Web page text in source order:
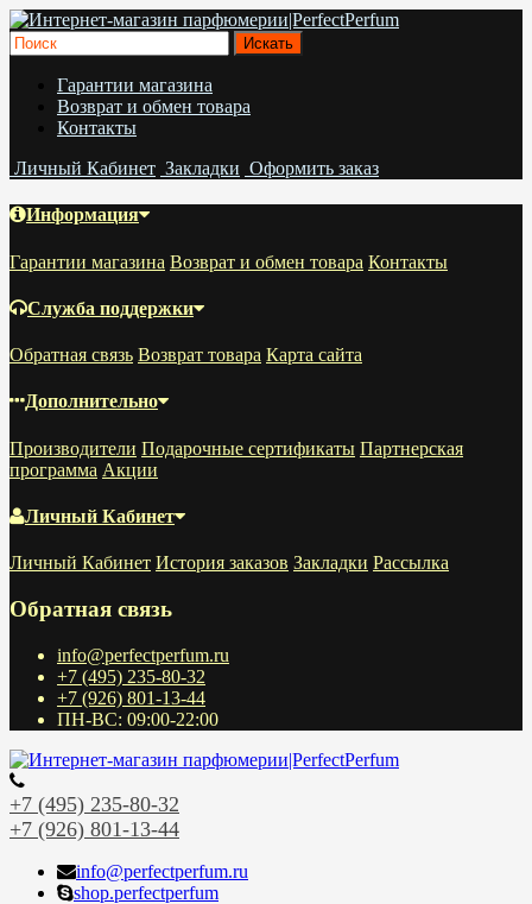
Гарантии магазина
Возврат и обмен товара
Контакты
Личный Кабинет Закладки Оформить заказ
Информация
Гарантии магазина Возврат и обмен товара Контакты
Служба поддержки
Обратная связь Возврат товара Карта сайта
Дополнительно
Производители Подарочные сертификаты Партнерская
программа Акции
Личный Кабинет
Личный Кабинет История заказов Закладки Рассылка
Обратная связь
info@perfectperfum.ru
+7 (495) 235-80-32
+7 (926) 801-13-44
ПН-ВС: 09:00-22:00
+7 (495) 235-80-32
+7 (926) 801-13-44
info@perfectperfum.ru
shop.perfectperfum